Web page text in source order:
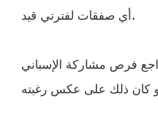
أي صفقات لفترتي قيد.
فرص مشاركة الإسباني